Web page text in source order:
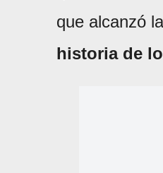
que alcanzó
historia de